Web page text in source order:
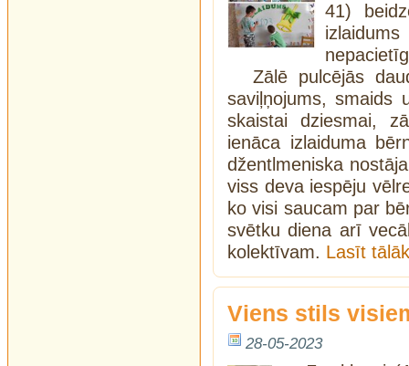
41)
Zālē pulcējās
saviļņojums, smaids
skaistai dziesmai,
ienāca izlaiduma
džentlmeniska
viss deva iespēju
ko visi saucam par
svētku diena arī
kolektīvam. Lasīt
Viens stils
28-05-2023